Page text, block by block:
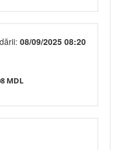
08/09/2025 08:20
MDL